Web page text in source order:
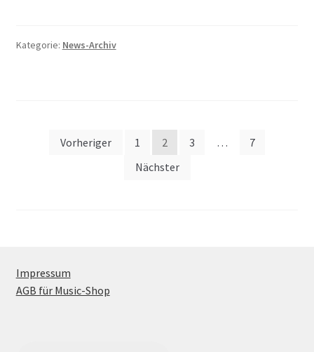
Kategorie: News-Archiv
Seitennummerierung
Vorheriger 1 2 3 …
7
Nächster
Impressum
AGB für Music-Shop